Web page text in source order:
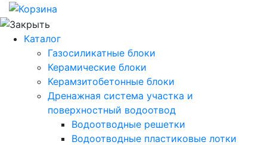
Каталог
Газосиликатные блоки
Керамические блоки
Керамзитобетонные блоки
Дренажная система участка и
поверхностный водоотвод
Водоотводные решетки
Водоотводные пластиковые лотки